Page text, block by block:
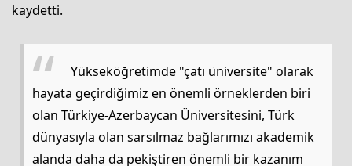
kaydetti.
Yükseköğretimde "çatı üniversite" olarak
hayata geçirdiğimiz en önemli örneklerden biri
olan Türkiye-Azerbaycan Üniversitesini, Türk
dünyasıyla olan sarsılmaz bağlarımızı akademik
alanda daha da pekiştiren önemli bir kazanım